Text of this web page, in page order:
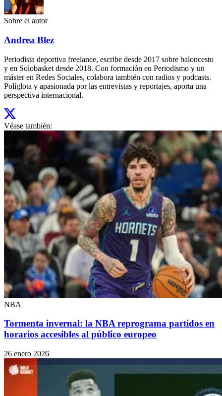
Sobre el autor
Andrea Blez
Periodista deportiva freelance, escribe desde 2017 sobre baloncesto
y en Solobasket desde 2018. Con formación en Periodismo y un
máster en Redes Sociales, colabora también con radios y podcasts.
Políglota y apasionada por las entrevistas y reportajes, aporta una
perspectiva internacional.
Véase también:
NBA
Tormenta invernal: la NBA reprograma partidos en
horarios accesibles al público europeo
26 enero 2026